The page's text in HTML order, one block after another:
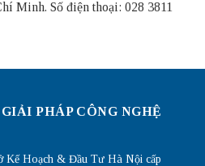
Minh. Số điện thoại: 028 3811
PHÁP CÔNG NGHỆ
Kế Hoạch & Đầu Tư Hà Nội cấp